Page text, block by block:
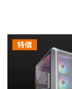
此商品需要有
組裝認知！
注意事項：
1.若因組裝方
費用。
特價